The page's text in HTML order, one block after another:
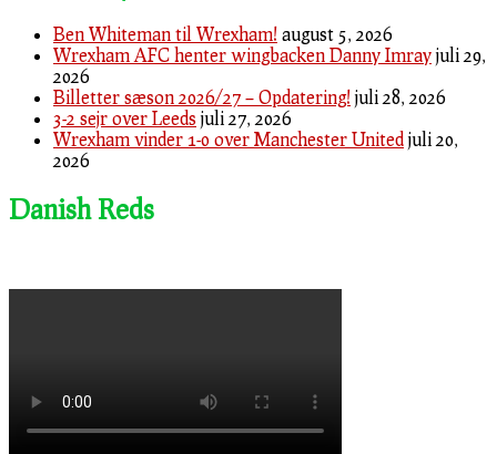
Ben Whiteman til Wrexham! august 5, 2026
Wrexham AFC henter wingbacken Danny Imray juli 29,
2026
Billetter sæson 2026/27 – Opdatering! juli 28, 2026
3-2 sejr over Leeds juli 27, 2026
Wrexham vinder 1-0 over Manchester United juli 20,
2026
Danish Reds